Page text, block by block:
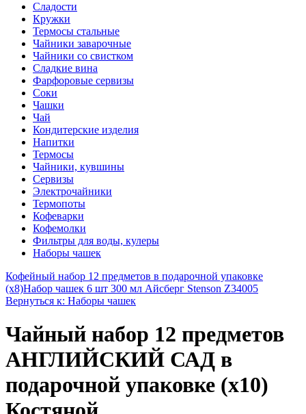
Сладости
Кружки
Термосы стальные
Чайники заварочные
Чайники со свистком
Сладкие вина
Фарфоровые сервизы
Соки
Чашки
Чай
Кондитерские изделия
Напитки
Термосы
Чайники, кувшины
Сервизы
Электрочайники
Термопоты
Кофеварки
Кофемолки
Фильтры для воды, кулеры
Наборы чашек
Кофейный набор 12 предметов в подарочной упаковке
(х8)Набор чашек 6 шт 300 мл Айсберг Stenson Z34005
Вернуться к: Наборы чашек
Чайный набор 12 предметов
АНГЛИЙСКИЙ САД в
подарочной упаковке (х10)